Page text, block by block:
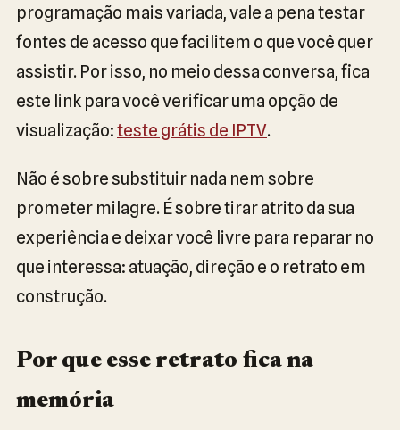
programação mais variada, vale a pena testar
fontes de acesso que facilitem o que você quer
assistir. Por isso, no meio dessa conversa, fica
este link para você verificar uma opção de
visualização:teste grátis de IPTV.
Não é sobre substituir nada nem sobre
prometer milagre. É sobre tirar atrito da sua
experiência e deixar você livre para reparar no
que interessa: atuação, direção e o retrato em
construção.
Por que esse retrato fica na
memória